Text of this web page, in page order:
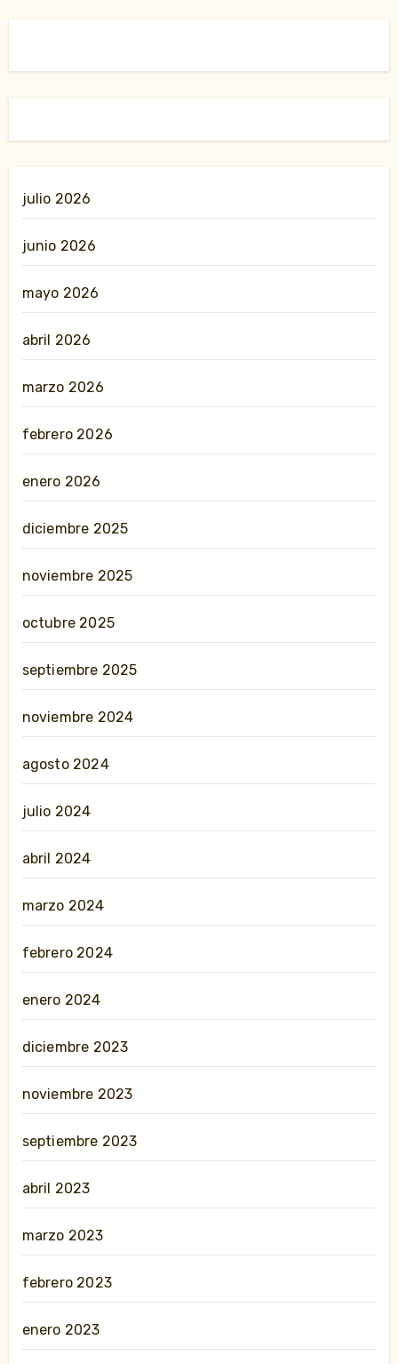
julio 2026
junio 2026
mayo 2026
abril 2026
marzo 2026
febrero 2026
enero 2026
diciembre 2025
noviembre 2025
octubre 2025
septiembre 2025
noviembre 2024
agosto 2024
julio 2024
abril 2024
marzo 2024
febrero 2024
enero 2024
diciembre 2023
noviembre 2023
septiembre 2023
abril 2023
marzo 2023
febrero 2023
enero 2023